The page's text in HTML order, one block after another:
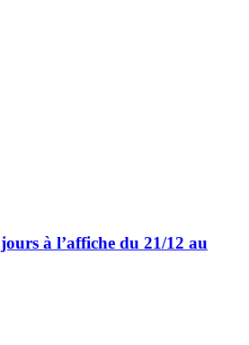
à l’affiche du 21/12 au